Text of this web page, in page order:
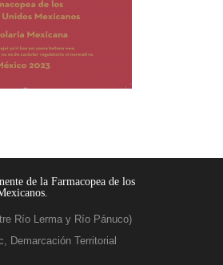
de la Farmacopea de los
Río Lerma y Río Pánuco)
Demarcación Territorial